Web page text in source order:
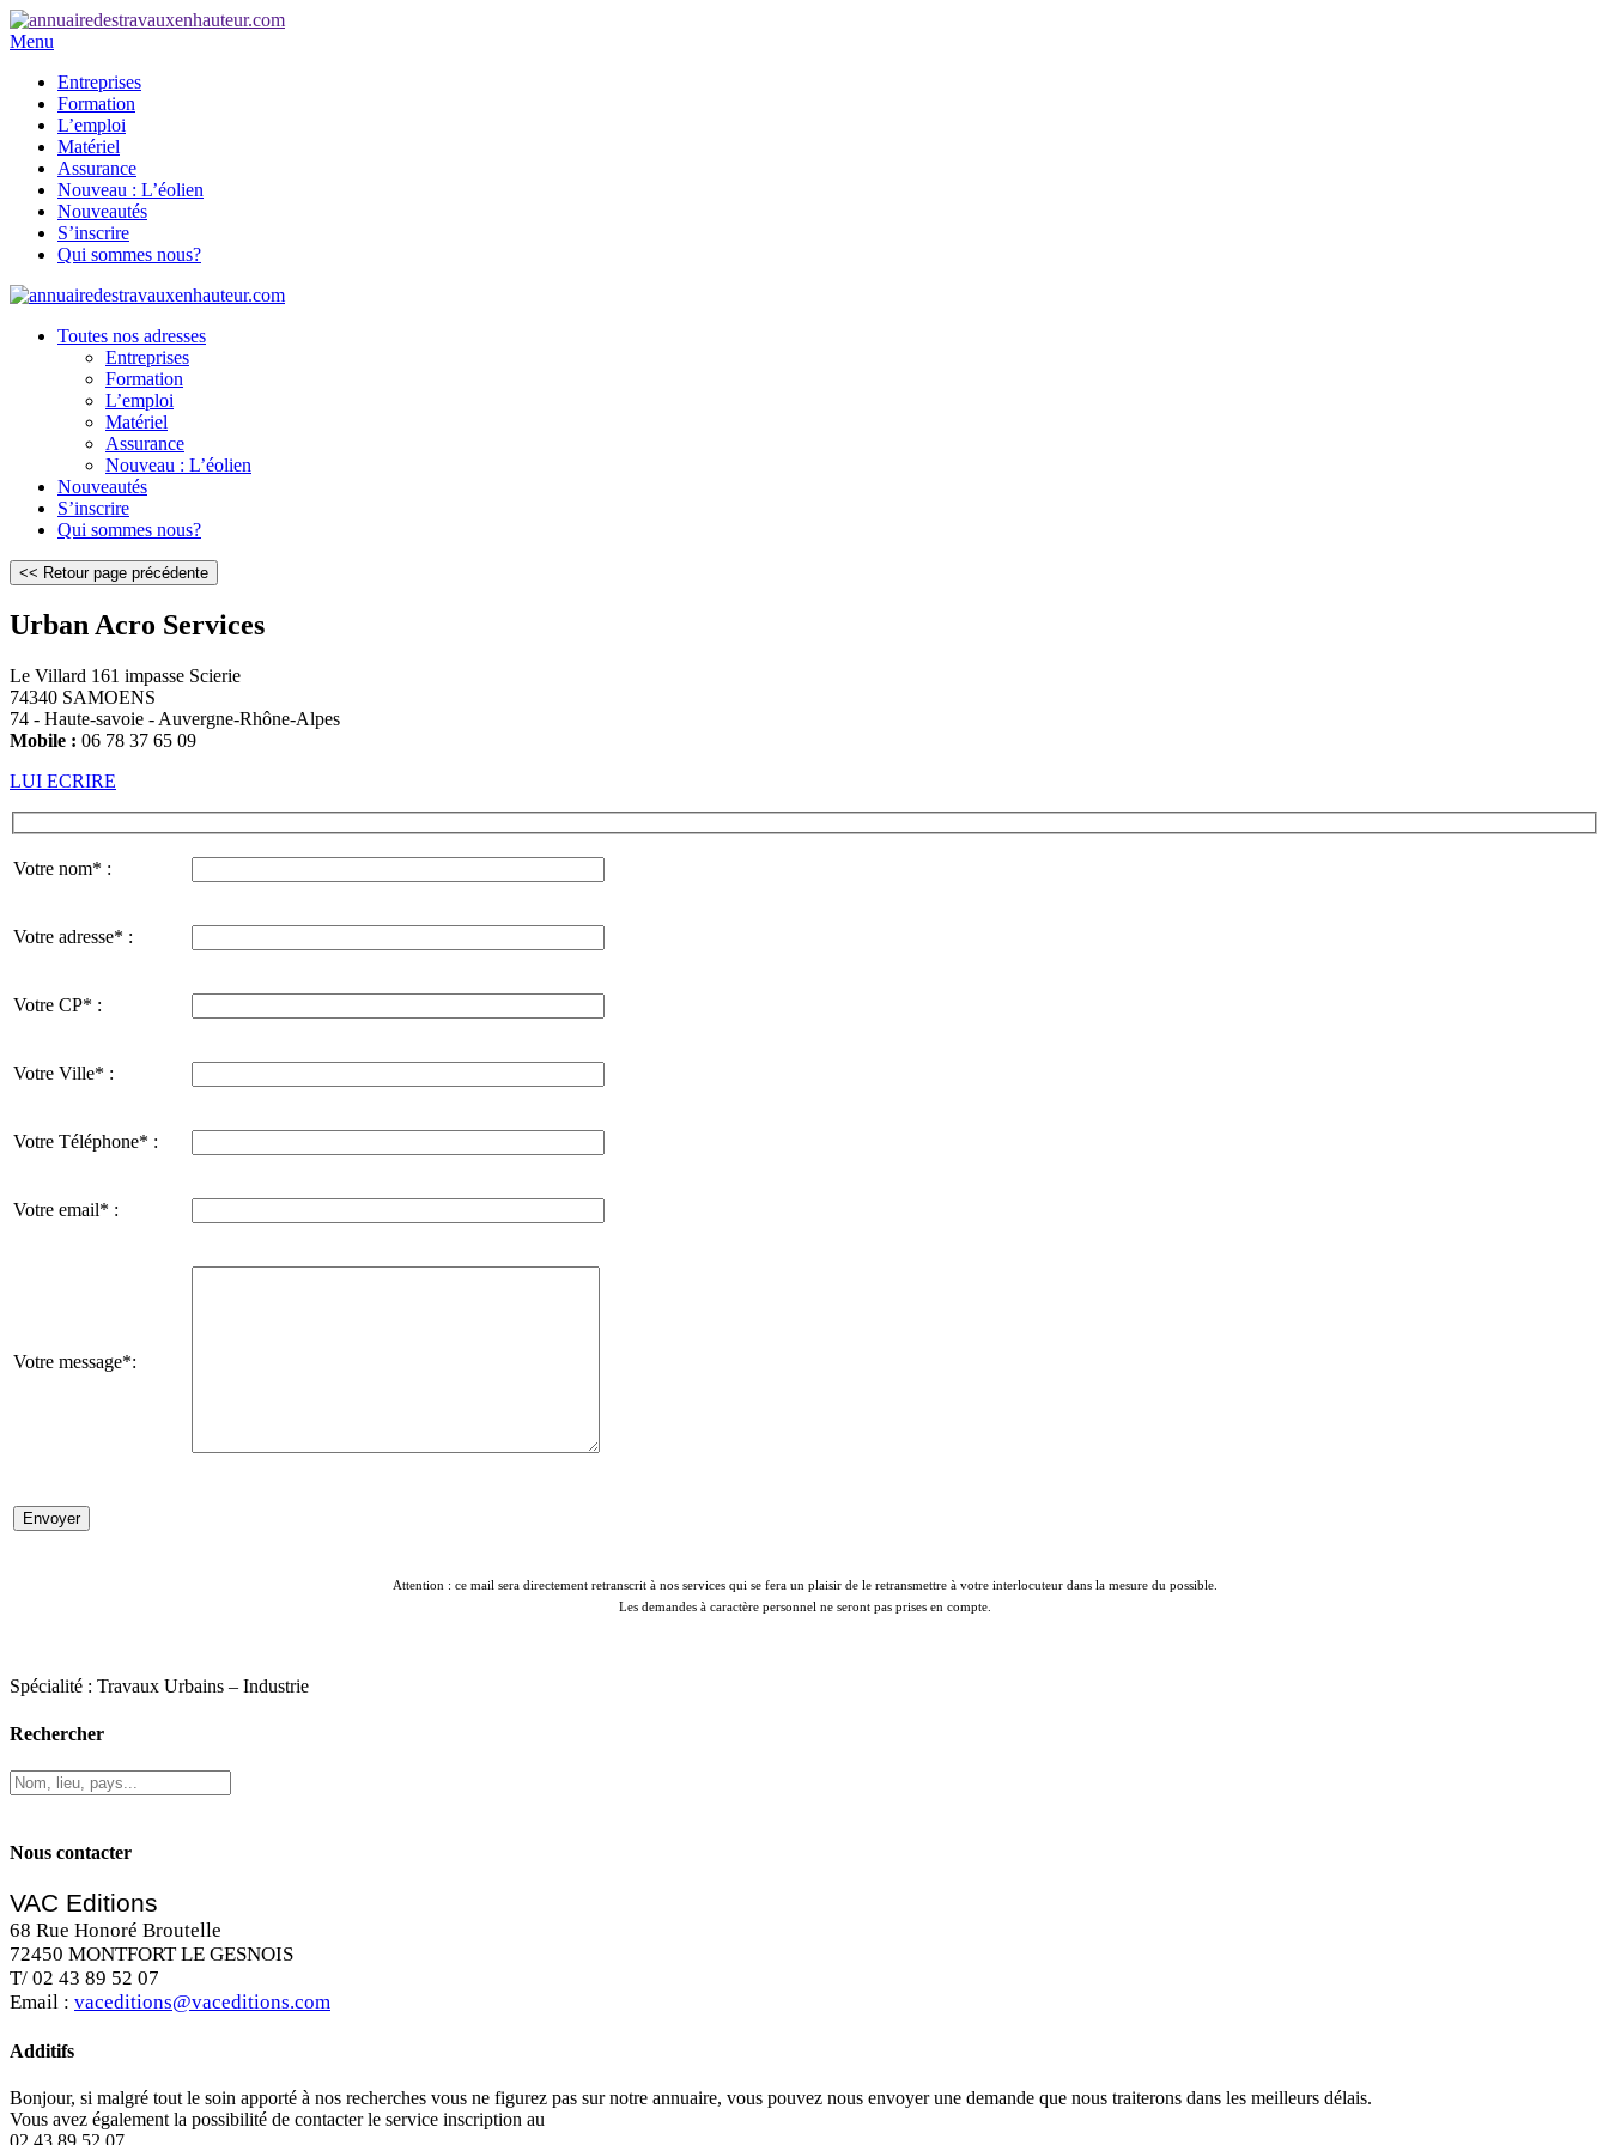
Menu
Entreprises
Formation
L’emploi
Matériel
Assurance
Nouveau : L’éolien
Nouveautés
S’inscrire
Qui sommes nous?
Toutes nos adresses
Entreprises
Formation
L’emploi
Matériel
Assurance
Nouveau : L’éolien
Nouveautés
S’inscrire
Qui sommes nous?
Urban Acro Services
Le Villard 161 impasse Scierie
74340 SAMOENS
74 - Haute-savoie - Auvergne-Rhône-Alpes
Mobile : 06 78 37 65 09
LUI ECRIRE
Votre nom* :
Votre adresse* :
Votre CP* :
Votre Ville* :
Votre Téléphone* :
Votre email* :
Votre message*:
Attention : ce mail sera directement retranscrit à nos services qui se fera un plaisir de le retransmettre à votre interlocuteur dans la mesure du possible.
Les demandes à caractère personnel ne seront pas prises en compte.
Spécialité : Travaux Urbains – Industrie
Rechercher
Nous contacter
VAC Editions
68 Rue Honoré Broutelle
72450 MONTFORT LE GESNOIS
T/ 02 43 89 52 07
Email : vaceditions@vaceditions.com
Additifs
Bonjour, si malgré tout le soin apporté à nos recherches vous ne figurez pas sur notre annuaire, vous pouvez nous envoyer une demande que nous traiterons dans les meilleurs délais.
Vous avez également la possibilité de contacter le service inscription au
02 43 89 52 07